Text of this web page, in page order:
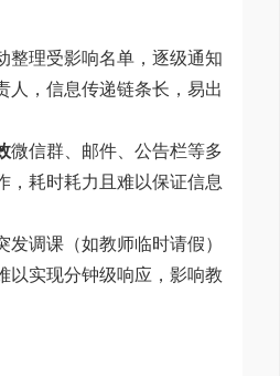
整理受影响名单，逐级通知
人，信息传递链条长，易出
微信群、邮件、公告栏等多
，耗时耗力且难以保证信息
发调课（如教师临时请假）
以实现分钟级响应，影响教